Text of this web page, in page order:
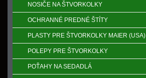
NOSIČE NA ŠTVORKOLKY
OCHRANNÉ PREDNÉ ŠTÍTY
PLASTY PRE ŠTVORKOLKY MAIER (USA)
POLEPY PRE ŠTVORKOLKY
POŤAHY NA SEDADLÁ